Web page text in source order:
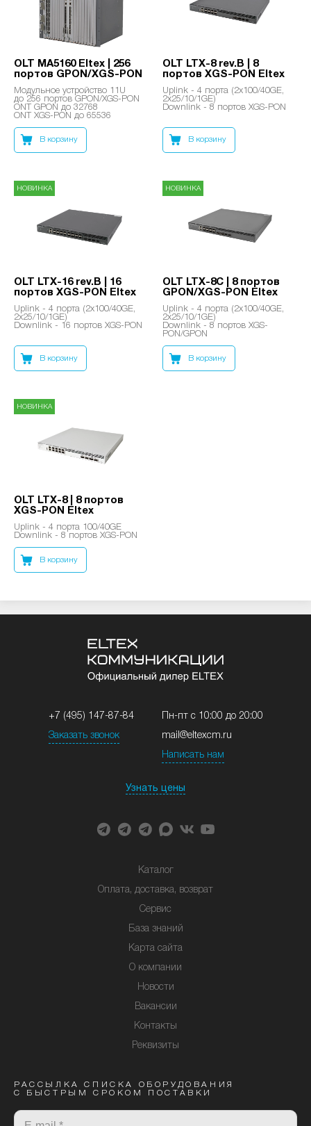
OLT MA5160 Eltex | 256
портов GPON/XGS-PON
Модульное устройство 11U
до 256 портов GPON/XGS-PON
ONT GPON до 32768
ONT XGS-PON до 65536
В корзину
OLT LTX-8 rev.B | 8
портов XGS-PON Eltex
Uplink - 4 порта (2x100/40GE,
2x25/10/1GE)
Downlink - 8 портов XGS-PON
В корзину
НОВИНКА
OLT LTX-16 rev.B | 16
портов XGS-PON Eltex
Uplink - 4 порта (2x100/40GE,
2x25/10/1GE)
Downlink - 16 портов XGS-PON
В корзину
НОВИНКА
OLT LTX-8C | 8 портов
GPON/XGS-PON Eltex
Uplink - 4 порта (2x100/40GE,
2x25/10/1GE)
Downlink - 8 портов XGS-
PON/GPON
В корзину
НОВИНКА
OLT LTX-8 | 8 портов
XGS-PON Eltex
Uplink - 4 порта 100/40GE
Downlink - 8 портов XGS-PON
В корзину
+7 (495) 147-87-84
Заказать звонок
Пн-пт с 10:00 до 20:00
mail@eltexcm.ru
Написать нам
Узнать цены
Каталог
Оплата, доставка, возврат
Сервис
База знаний
Карта сайта
О компании
Новости
Вакансии
Контакты
Реквизиты
РАССЫЛКА СПИСКА ОБОРУДОВАНИЯ
С БЫСТРЫМ СРОКОМ ПОСТАВКИ